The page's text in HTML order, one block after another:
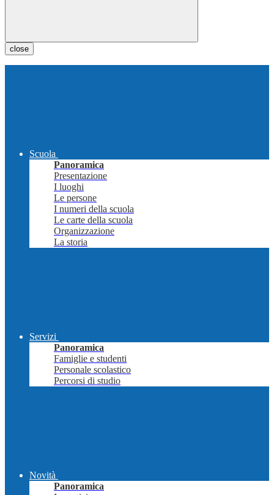
close
Scuola
Panoramica
Presentazione
I luoghi
Le persone
I numeri della scuola
Le carte della scuola
Organizzazione
La storia
Servizi
Panoramica
Famiglie e studenti
Personale scolastico
Percorsi di studio
Novità
Panoramica